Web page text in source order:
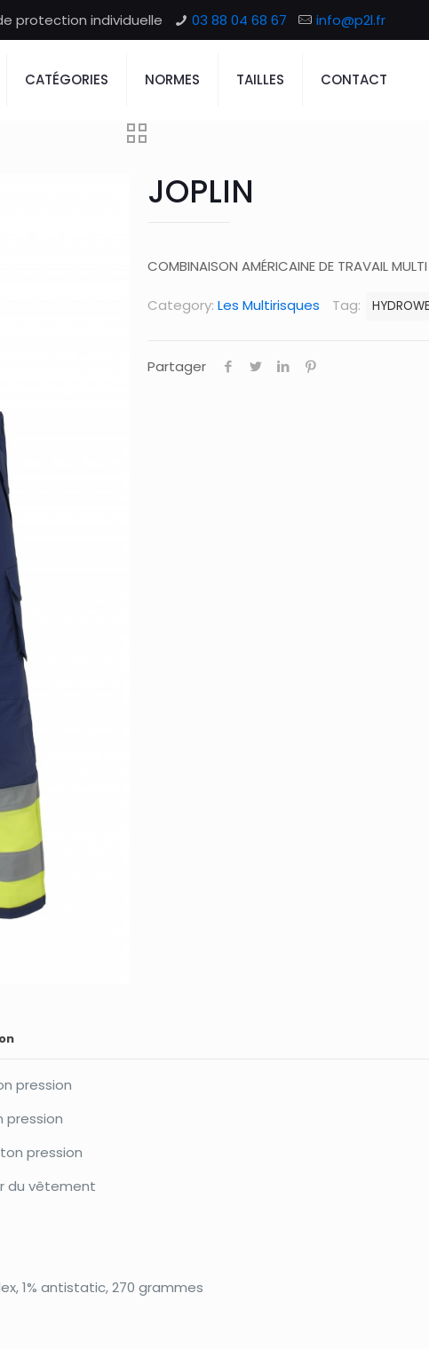
protection individuelle 03 88 04 68 67 info@p2l.fr
CATÉGORIES NORMES TAILLES CONTACT
JOPLIN
COMBINAISON AMÉRICAINE DE TRAVAIL
Category: Les Multirisques Tag:
Partager
pression
pression
pression
du vêtement
1% antistatic, 270 grammes